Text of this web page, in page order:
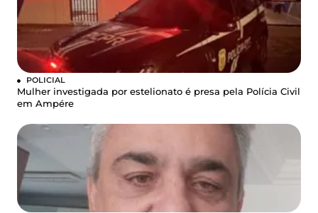
POLICIAL
Mulher investigada por estelionato é presa pela Polícia Civil
em Ampére